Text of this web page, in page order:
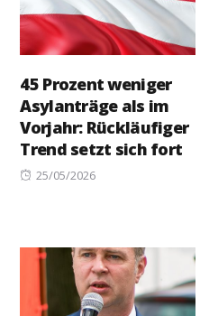
45 Prozent weniger
Asylanträge als im
Vorjahr: Rückläufiger
Trend setzt sich fort
Posted
25/05/2026